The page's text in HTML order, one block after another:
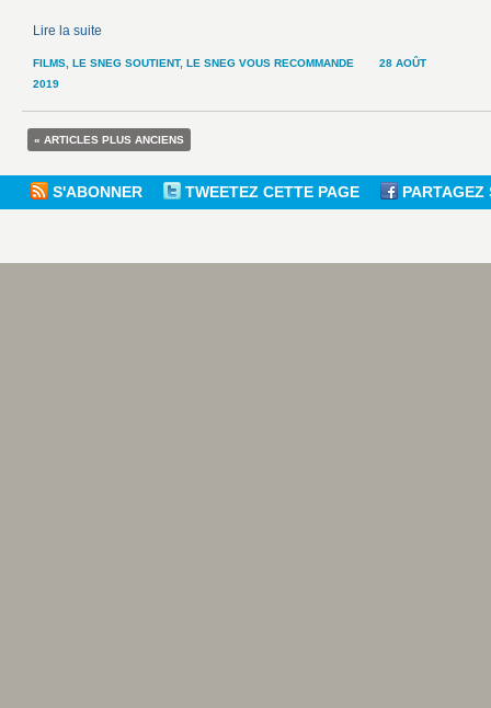
Lire la suite
FILMS LE SNEG SOUTIENT, LE SNEG VOUS RECOMMANDE
28 AOÛT
2019
« ARTICLES PLUS ANCIENS
S'ABONNER TWEETEZ CETTE PAGE PARTAGEZ